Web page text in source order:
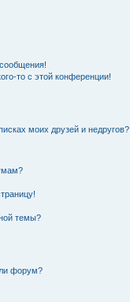
то с этой конференции!
моих друзей и недругов?
темы?
форум?